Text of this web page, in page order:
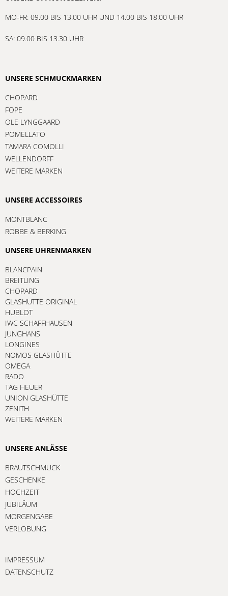
MO-FR: 09.00 BIS 13.00 UHR UND 14.00 BIS 18:00 UHR
SA: 09.00 BIS 13.30 UHR
UNSERE SCHMUCKMARKEN
CHOPARD
FOPE
OLE LYNGGAARD
POMELLATO
TAMARA COMOLLI
WELLENDORFF
WEITERE MARKEN
UNSERE ACCESSOIRES
MONTBLANC
ROBBE & BERKING
UNSERE UHRENMARKEN
BLANCPAIN
BREITLING
CHOPARD
GLASHÜTTE ORIGINAL
HUBLOT
IWC SCHAFFHAUSEN
JUNGHANS
LONGINES
NOMOS GLASHÜTTE
OMEGA
RADO
TAG HEUER
UNION GLASHÜTTE
ZENITH
WEITERE MARKEN
UNSERE ANLÄSSE
BRAUTSCHMUCK
GESCHENKE
HOCHZEIT
JUBILÄUM
MORGENGABE
VERLOBUNG
IMPRESSUM
DATENSCHUTZ